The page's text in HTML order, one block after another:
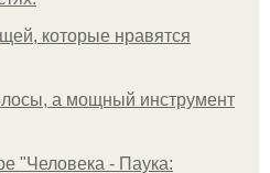
которые нравятся
а мощный инструмент
"Человека - Паука: